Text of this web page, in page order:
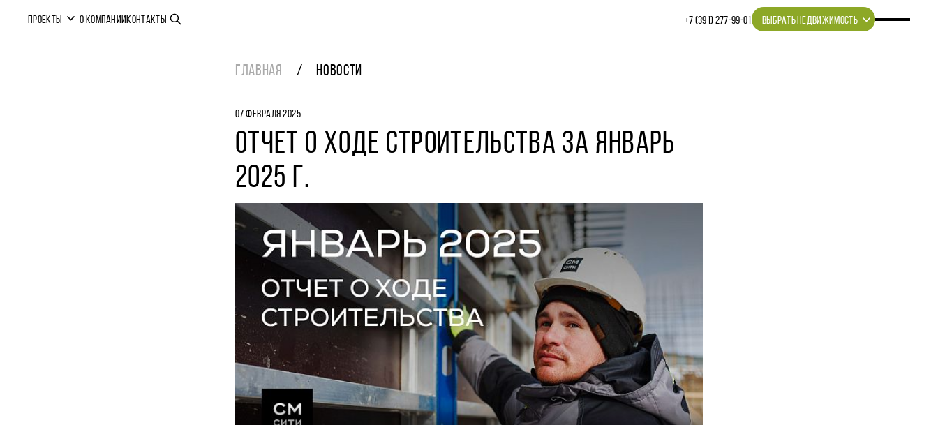
ПРОЕКТЫ О КОМПАНИИКОНТАКТЫ +7 (391) 277‒99‒01 ВЫБРАТЬ НЕДВИЖИМОСТЬ
ГЛАВНАЯ НОВОСТИ
07 ФЕВРАЛЯ 2025
ОТЧЕТ О ХОДЕ СТРОИТЕЛЬСТВА ЗА ЯНВАРЬ
2025 Г.